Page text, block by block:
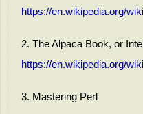
https://en.wikipedia.org/
2. The Alpaca Book, or
https://en.wikipedia.org/
3. Mastering Perl